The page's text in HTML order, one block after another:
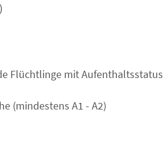
Flüchtlinge mit Aufenthaltsstatus
(mindestens A1 - A2)